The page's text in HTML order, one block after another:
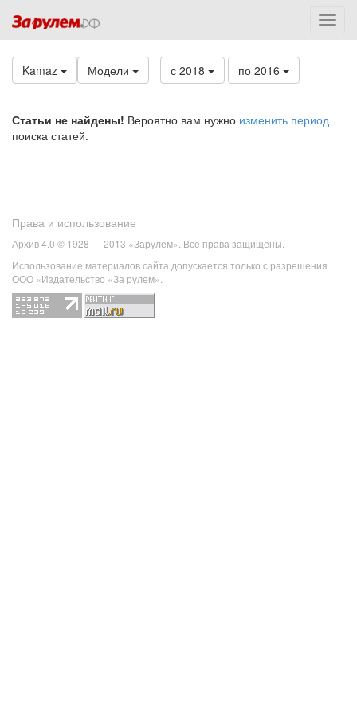
Kamaz Модели с 2018 по 2016
Статьи не найдены! Вероятно вам нужно изменить период
поиска статей.
Права и использование
Архив 4.0 © 1928 — 2013 «Зарулем». Все права защищены.
Использование материалов сайта допускается только с разрешения
ООО «Издательство «За рулем».